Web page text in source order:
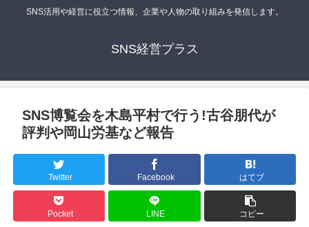
SNS活用や経営に役立つ情報、企業や人物の取り組みを発信します。
SNS経営プラス
SNS博覧会を木島平村で行う!古谷朋代が
評判や岡山労基など報告
Twitter Facebook はてブ
Pocket LINE コピー